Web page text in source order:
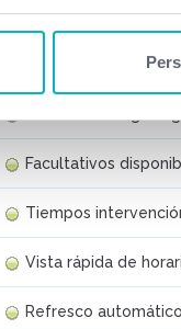
Agendas por tipos
Visitas rápidas
Facultativos
Tiempos
Vista rápida de
Refresco